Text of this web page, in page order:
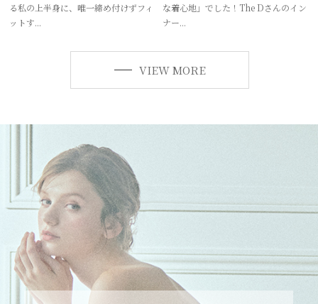
る私の上半身に、唯一締め付けずフィ
ットす...
な着心地」でした！The Dさんのイン
ナー...
VIEW MORE